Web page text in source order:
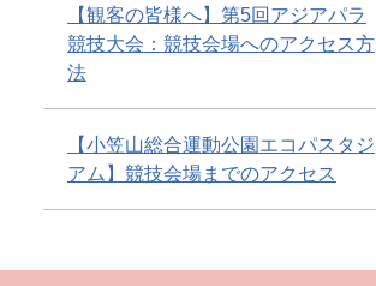
【観客の皆様へ】第5回アジアパラ
競技大会：競技会場へのアクセス方
法
【小笠山総合運動公園エコパスタジ
アム】競技会場までのアクセス